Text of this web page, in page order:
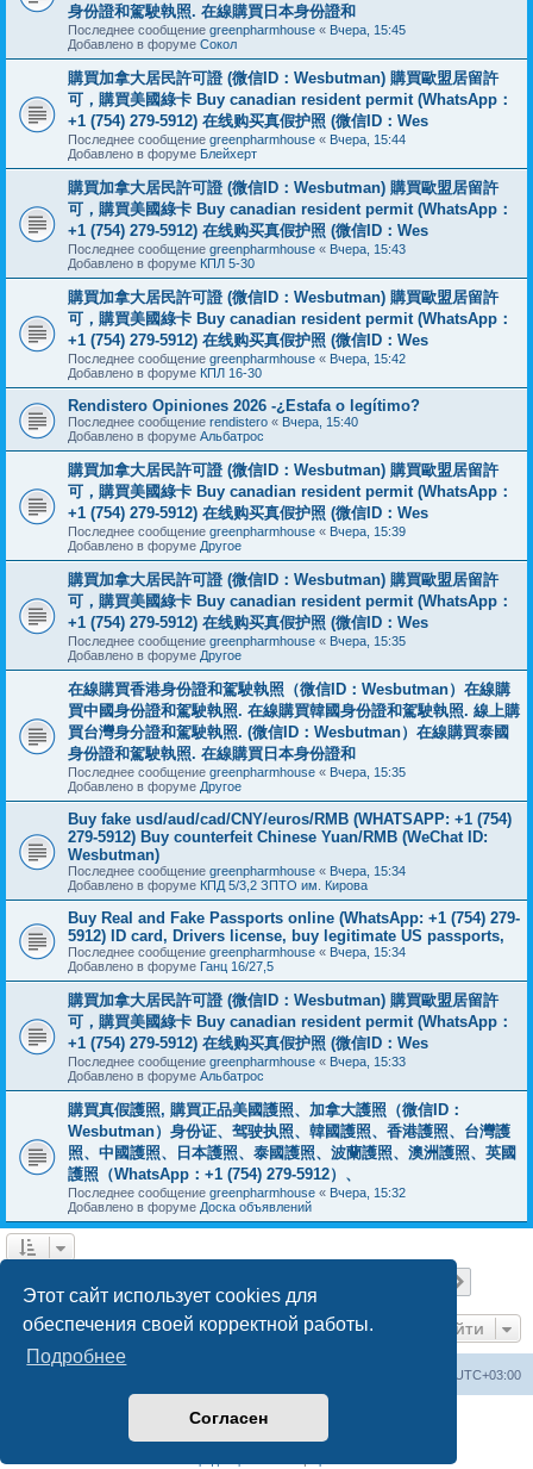
Этот сайт использует cookies для
обеспечения своей корректной работы.
Подробнее
Согласен
身份證和駕駛執照. 在線購買日本身份證和
Последнее сообщение greenpharmhouse « Вчера, 15:45
Добавлено в форуме Сокол
購買加拿大居民許可證 (微信ID：Wesbutman) 購買歐盟居留許
可，購買美國綠卡 Buy canadian resident permit (WhatsApp：
+1 (754) 279-5912) 在线购买真假护照 (微信ID：Wes
Последнее сообщение greenpharmhouse « Вчера, 15:44
Добавлено в форуме Блейхерт
購買加拿大居民許可證 (微信ID：Wesbutman) 購買歐盟居留許
可，購買美國綠卡 Buy canadian resident permit (WhatsApp：
+1 (754) 279-5912) 在线购买真假护照 (微信ID：Wes
Последнее сообщение greenpharmhouse « Вчера, 15:43
Добавлено в форуме КПЛ 5-30
購買加拿大居民許可證 (微信ID：Wesbutman) 購買歐盟居留許
可，購買美國綠卡 Buy canadian resident permit (WhatsApp：
+1 (754) 279-5912) 在线购买真假护照 (微信ID：Wes
Последнее сообщение greenpharmhouse « Вчера, 15:42
Добавлено в форуме КПЛ 16-30
Rendistero Opiniones 2026 -¿Estafa o legítimo?
Последнее сообщение rendistero « Вчера, 15:40
Добавлено в форуме Альбатрос
購買加拿大居民許可證 (微信ID：Wesbutman) 購買歐盟居留許
可，購買美國綠卡 Buy canadian resident permit (WhatsApp：
+1 (754) 279-5912) 在线购买真假护照 (微信ID：Wes
Последнее сообщение greenpharmhouse « Вчера, 15:39
Добавлено в форуме Другое
購買加拿大居民許可證 (微信ID：Wesbutman) 購買歐盟居留許
可，購買美國綠卡 Buy canadian resident permit (WhatsApp：
+1 (754) 279-5912) 在线购买真假护照 (微信ID：Wes
Последнее сообщение greenpharmhouse « Вчера, 15:35
Добавлено в форуме Другое
在線購買香港身份證和駕駛執照（微信ID：Wesbutman）在線購
買中國身份證和駕駛執照. 在線購買韓國身份證和駕駛執照. 線上購
買台灣身分證和駕駛執照. (微信ID：Wesbutman）在線購買泰國
身份證和駕駛執照. 在線購買日本身份證和
Последнее сообщение greenpharmhouse « Вчера, 15:35
Добавлено в форуме Другое
Buy fake usd/aud/cad/CNY/euros/RMB (WHATSAPP: +1 (754)
279-5912) Buy counterfeit Chinese Yuan/RMB (WeChat ID:
Wesbutman)
Последнее сообщение greenpharmhouse « Вчера, 15:34
Добавлено в форуме КПД 5/3,2 ЗПТО им. Кирова
Buy Real and Fake Passports online (WhatsApp: +1 (754) 279-
5912) ID card, Drivers license, buy legitimate US passports,
Последнее сообщение greenpharmhouse « Вчера, 15:34
Добавлено в форуме Ганц 16/27,5
購買加拿大居民許可證 (微信ID：Wesbutman) 購買歐盟居留許
可，購買美國綠卡 Buy canadian resident permit (WhatsApp：
+1 (754) 279-5912) 在线购买真假护照 (微信ID：Wes
Последнее сообщение greenpharmhouse « Вчера, 15:33
Добавлено в форуме Альбатрос
購買真假護照, 購買正品美國護照、加拿大護照（微信ID：
Wesbutman）身份证、驾驶执照、韓國護照、香港護照、台灣護
照、中國護照、日本護照、泰國護照、波蘭護照、澳洲護照、英國
護照（WhatsApp：+1 (754) 279-5912）、
Последнее сообщение greenpharmhouse « Вчера, 15:32
Добавлено в форуме Доска объявлений
Перейти
UTC+03:00
Создано на основеphpBB® Forum Software © phpBB Limited
Русская поддержка phpBB